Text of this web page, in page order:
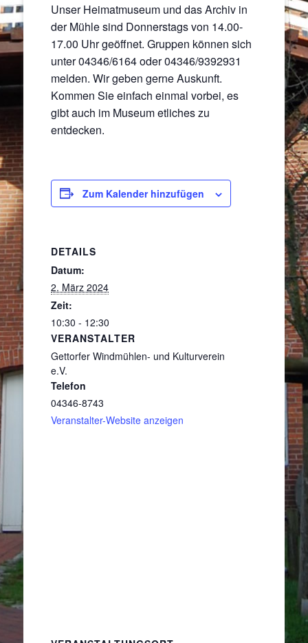
Unser Heimatmuseum und das Archiv in
der Mühle sind Donnerstags von 14.00-
17.00 Uhr geöffnet. Gruppen können sich
unter 04346/6164 oder 04346/9392931
melden. Wir geben gerne Auskunft.
Kommen Sie einfach einmal vorbei, es
gibt auch im Museum etliches zu
entdecken.
Zum Kalender hinzufügen
DETAILS
Datum:
2. März 2024
Zeit:
10:30 - 12:30
VERANSTALTER
Gettorfer Windmühlen- und Kulturverein
e.V.
Telefon
04346-8743
Veranstalter-Website anzeigen